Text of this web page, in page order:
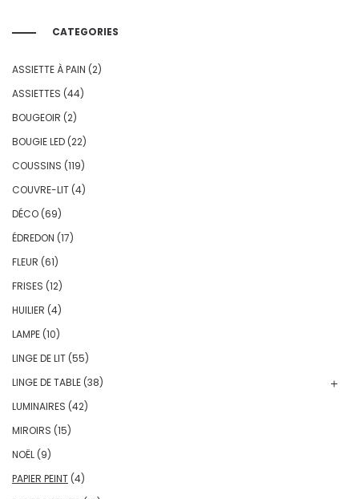
CATEGORIES
ASSIETTE À PAIN (2)
ASSIETTES (44)
BOUGEOIR (2)
BOUGIE LED (22)
COUSSINS (119)
COUVRE-LIT (4)
DÉCO (69)
ÉDREDON (17)
FLEUR (61)
FRISES (12)
HUILIER (4)
LAMPE (10)
LINGE DE LIT (55)
LINGE DE TABLE (38)
LUMINAIRES (42)
MIROIRS (15)
NOËL (9)
PAPIER PEINT (4)